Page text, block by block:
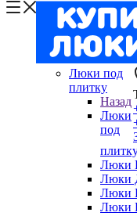
Люки под
плитку
Назад
Люки
под
Люки
Люки
Люки
Люки